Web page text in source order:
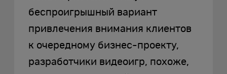
беспроигрышный вариант
привлечения внимания клиентов
к очередному бизнес-проекту,
разработчики видеоигр, похоже,